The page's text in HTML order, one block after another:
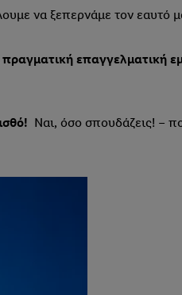
να ξεπερνάμε τον εαυτό
επαγγελματική
Ναι, όσο σπουδάζεις! –